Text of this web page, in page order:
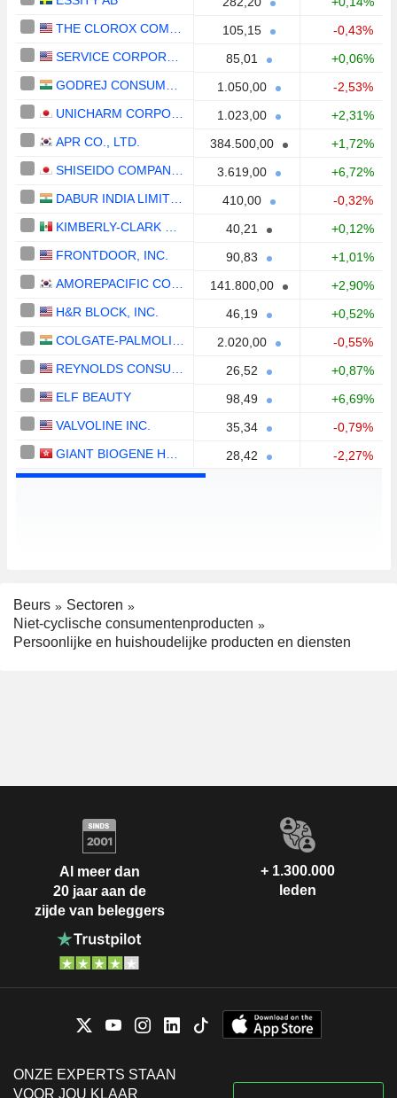
105,15
-0,43%
85,01
+0,06%
1.050,00
-2,53%
UNICHARM CORPORATION
1.023,00
+2,31%
APR CO., LTD.
384.500,00
+1,72%
3.619,00
+6,72%
DABUR INDIA LIMITED
410,00
-0,32%
40,21
+0,12%
FRONTDOOR, INC.
90,83
+1,01%
AMOREPACIFIC CORPORATION
141.800,00
+2,90%
H&R BLOCK, INC.
46,19
+0,52%
2.020,00
-0,55%
26,52
+0,87%
ELF BEAUTY
98,49
+6,69%
VALVOLINE INC.
35,34
-0,79%
28,42 -2,27%
Beurs
Sectoren
Niet-cyclische consumentenproducten
Persoonlijke en huishoudelijke producten en diensten
Al meer dan
20 jaar aan de
zijde van beleggers
+ 1.300.000
leden
ONZE EXPERTS STAAN
VOOR JOU KLAAR